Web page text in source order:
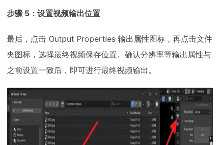
步骤 5：设置视频输出位置
最后，点击 Output Properties 输出属性图标，再点击文件
夹图标，选择最终视频保存位置。确认分辨率等输出属性与
之前设置一致后，即可进行最终视频输出。